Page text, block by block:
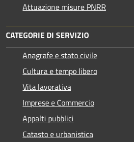
Attuazione misure PNRR
CATEGORIE DI SERVIZIO
Anagrafe e stato civile
Cultura e tempo libero
Vita lavorativa
Imprese e Commercio
Appalti pubblici
Catasto e urbanistica